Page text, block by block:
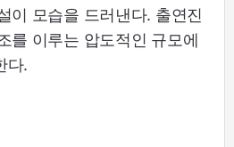
이 모습을 드러낸다. 출연진
를 이루는 압도적인 규모에
다.